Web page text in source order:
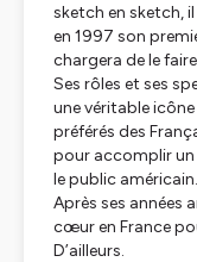
sketch en sketch,
en 1997 son
chargera de le
Ses rôles et ses
une véritable
préférés des
pour accomplir un
le public américain.
Après ses années
cœur en France
D’ailleurs.